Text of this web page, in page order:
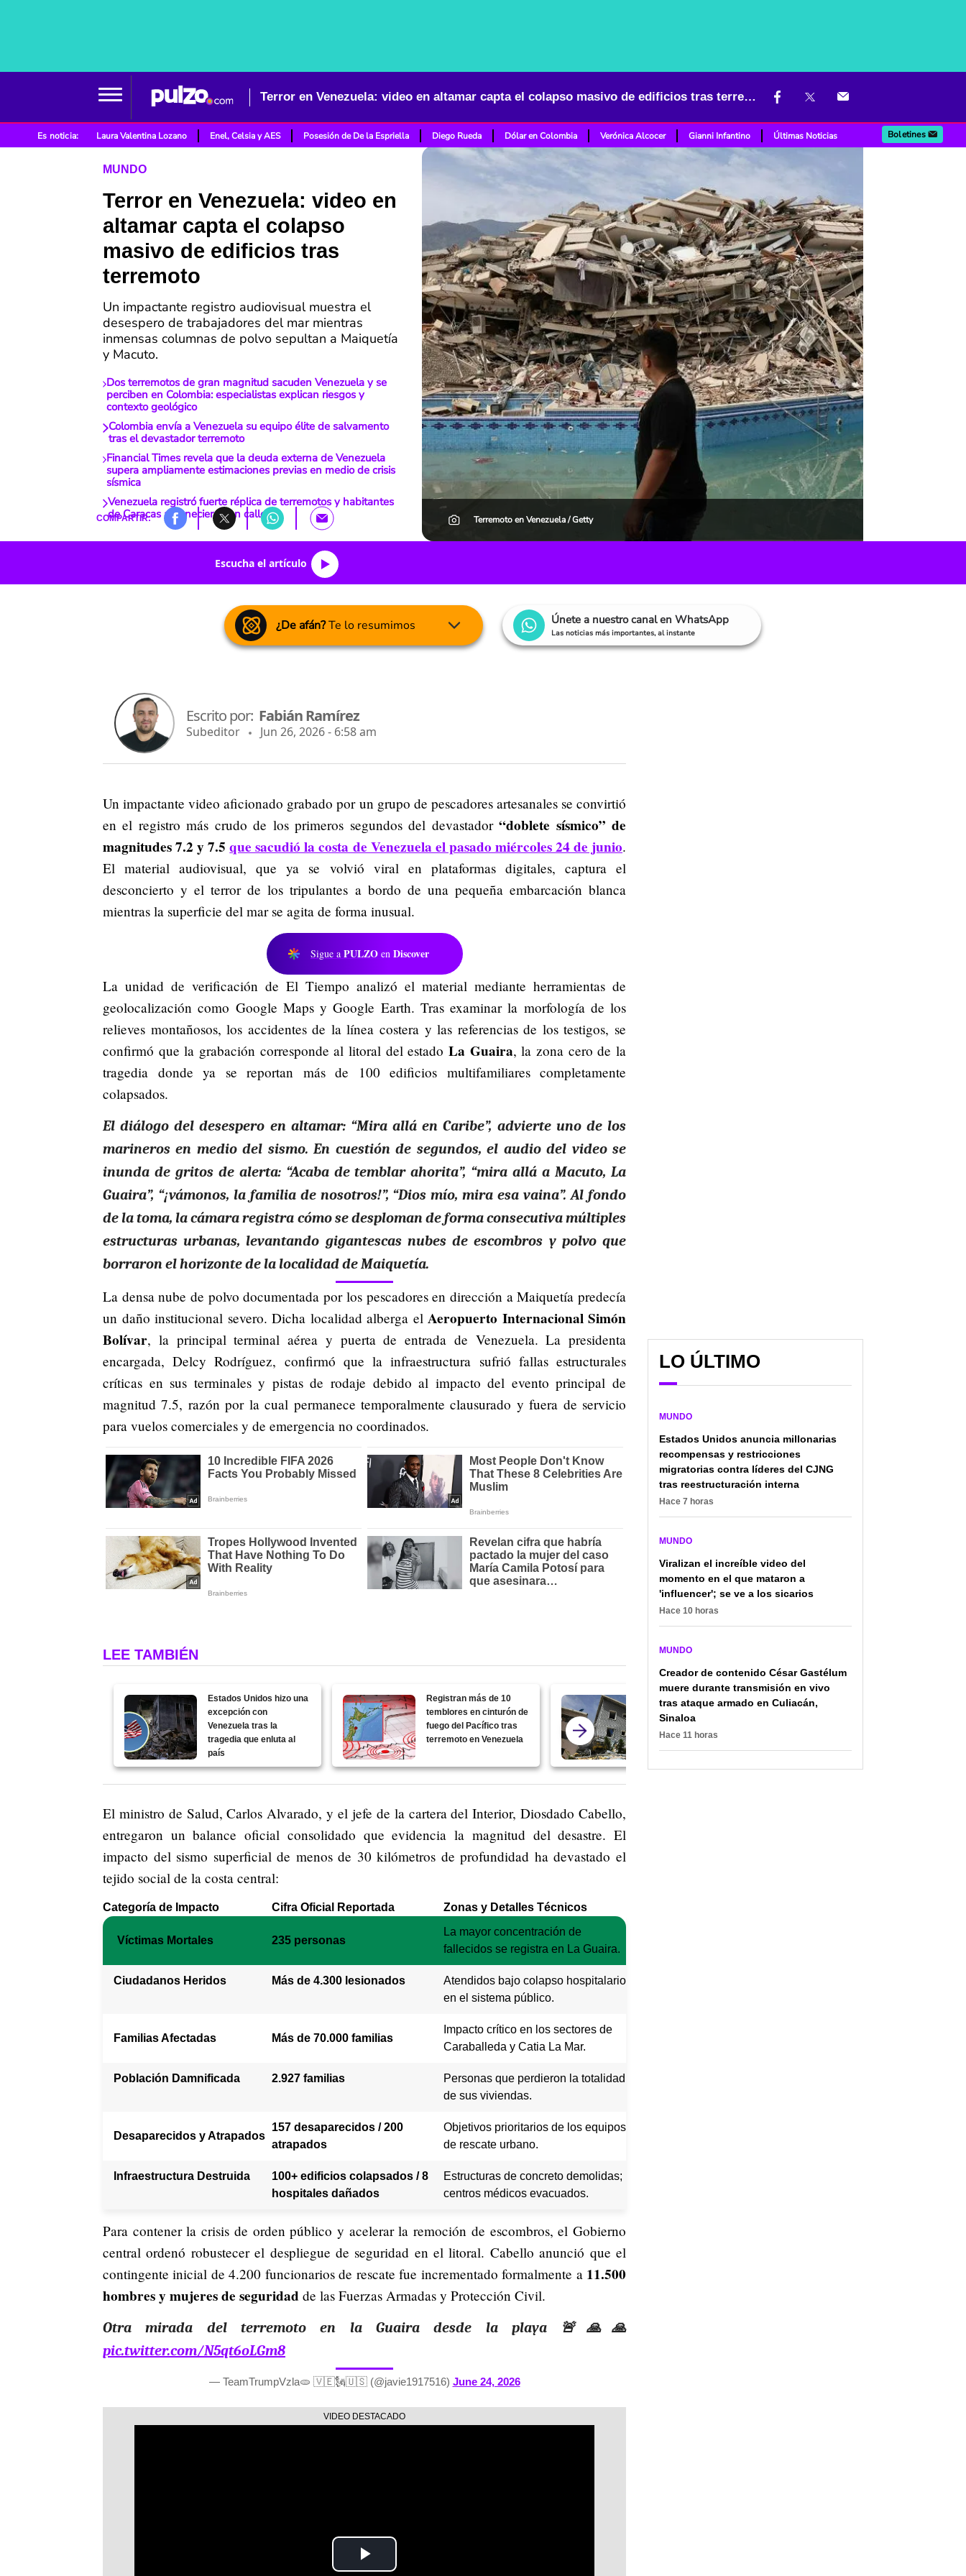
Terror en Venezuela: video en altamar capta el colapso masivo de edificios tras terremoto
Es noticia: Laura Valentina Lozano Enel, Celsia y AES Posesión de De la Espriella Diego Rueda Dólar en Colombia Verónica Alcocer Gianni Infantino Últimas Noticias Boletines
MUNDO
Terror en Venezuela: video en
altamar capta el colapso
masivo de edificios tras
terremoto
Un impactante registro audiovisual muestra el
desespero de trabajadores del mar mientras
inmensas columnas de polvo sepultan a Maiquetía
y Macuto.
Dos terremotos de gran magnitud sacuden Venezuela y se
perciben en Colombia: especialistas explican riesgos y
contexto geológico
Colombia envía a Venezuela su equipo élite de salvamento
tras el devastador terremoto
Financial Times revela que la deuda externa de Venezuela
supera ampliamente estimaciones previas en medio de crisis
sísmica
Venezuela registró fuerte réplica de terremotos y habitantes
de Caracas amanecieron en calles
COMPARTIR: Terremoto en Venezuela / Getty
Escucha el artículo
¿De afán?Te lo resumimos Únete a nuestro canal en WhatsApp
Las noticias más importantes, al instante
Escrito por: Fabián Ramírez
Subeditor Jun 26, 2026 - 6:58 am
Un impactante video aficionado grabado por un grupo de pescadores artesanales se convirtió
en el registro más crudo de los primeros segundos del devastador“doblete sísmico” de
magnitudes 7.2 y 7.5que sacudió la costa de Venezuela el pasado miércoles 24 de junio.
El material audiovisual, que ya se volvió viral en plataformas digitales, captura el
desconcierto y el terror de los tripulantes a bordo de una pequeña embarcación blanca
mientras la superficie del mar se agita de forma inusual.
Sigue a PULZO en Discover
La unidad de verificación de El Tiempo analizó el material mediante herramientas de
geolocalización como Google Maps y Google Earth. Tras examinar la morfología de los
relieves montañosos, los accidentes de la línea costera y las referencias de los testigos, se
confirmó que la grabación corresponde al litoral del estado La Guaira, la zona cero de la
tragedia donde ya se reportan más de 100 edificios multifamiliares completamente
colapsados.
El diálogo del desespero en altamar:“Mira allá en Caribe”, advierte uno de los
marineros en medio del sismo. En cuestión de segundos, el audio del video se
inunda de gritos de alerta: “Acaba de temblar ahorita”, “mira allá a Macuto, La
Guaira”, “¡vámonos, la familia de nosotros!”, “Dios mío, mira esa vaina”. Al fondo
de la toma, la cámara registra cómo se desploman de forma consecutiva múltiples
estructuras urbanas, levantando gigantescas nubes de escombros y polvo que
borraron el horizonte de la localidad de Maiquetía.
La densa nube de polvo documentada por los pescadores en dirección a Maiquetía predecía
un daño institucional severo. Dicha localidad alberga el Aeropuerto Internacional Simón
Bolívar, la principal terminal aérea y puerta de entrada de Venezuela. La presidenta
encargada, Delcy Rodríguez, confirmó que la infraestructura sufrió fallas estructurales
críticas en sus terminales y pistas de rodaje debido al impacto del evento principal de
magnitud 7.5, razón por la cual permanece temporalmente clausurado y fuera de servicio
para vuelos comerciales y de emergencia no coordinados.
LEE TAMBIÉN
Estados Unidos hizo una
excepción con
Venezuela tras la
tragedia que enluta al
país
Registran más de 10
temblores en cinturón de
fuego del Pacífico tras
terremoto en Venezuela
Triste panorama en
Venezuela por
fallecidos sube a 235 y
aún buscan personas
El ministro de Salud, Carlos Alvarado, y el jefe de la cartera del Interior, Diosdado Cabello,
entregaron un balance oficial consolidado que evidencia la magnitud del desastre. El
impacto del sismo superficial de menos de 30 kilómetros de profundidad ha devastado el
tejido social de la costa central:
Categoría de Impacto Cifra Oficial Reportada Zonas y Detalles Técnicos
Víctimas Mortales 235 personas
La mayor concentración de
fallecidos se registra en La Guaira.
Ciudadanos Heridos Más de 4.300 lesionados
Atendidos bajo colapso hospitalario
en el sistema público.
Familias Afectadas Más de 70.000 familias
Impacto crítico en los sectores de
Caraballeda y Catia La Mar.
Población Damnificada 2.927 familias
Personas que perdieron la totalidad
de sus viviendas.
Desaparecidos y Atrapados
157 desaparecidos / 200
atrapados
Objetivos prioritarios de los equipos
de rescate urbano.
Infraestructura Destruida
100+ edificios colapsados / 8
hospitales dañados
Estructuras de concreto demolidas;
centros médicos evacuados.
Para contener la crisis de orden público y acelerar la remoción de escombros, el Gobierno
central ordenó robustecer el despliegue de seguridad en el litoral. Cabello anunció que el
contingente inicial de 4.200 funcionarios de rescate fue incrementado formalmente a 11.500
hombres y mujeres de seguridad de las Fuerzas Armadas y Protección Civil.
Otra mirada del terremoto en la Guaira desde la playa 🚨🙏🙏
pic.twitter.com/N5qt6oLGm8
— TeamTrumpVzla🫓 🇻🇪🗽🇺🇸 (@javie1917516) June 24, 2026
Play
LO ÚLTIMO
MUNDO
Estados Unidos anuncia millonarias
recompensas y restricciones
migratorias contra líderes del CJNG
tras reestructuración interna
Hace 7 horas
MUNDO
Viralizan el increíble video del
momento en el que mataron a
'influencer'; se ve a los sicarios
Hace 10 horas
MUNDO
Creador de contenido César Gastélum
muere durante transmisión en vivo
tras ataque armado en Culiacán,
Sinaloa
Hace 11 horas